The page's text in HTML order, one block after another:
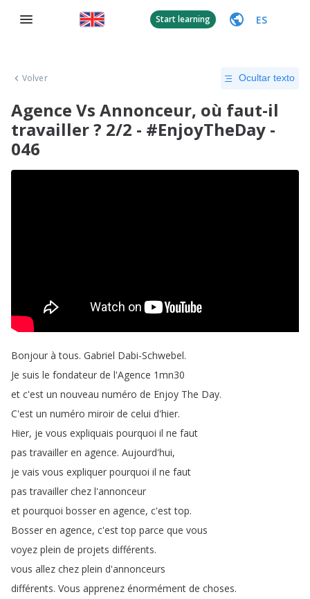
Start learning ES
Volver Ocultar texto
Agence Vs Annonceur, où faut-il
travailler ? 2/2 - #EnjoyTheDay -
046
Bonjour à tous. Gabriel Dabi-Schwebel.
Je suis le fondateur de l'Agence 1mn30
et c'est un nouveau numéro de Enjoy The Day.
C'est un numéro miroir de celui d'hier.
Hier, je vous expliquais pourquoi il ne faut
pas travailler en agence. Aujourd'hui,
je vais vous expliquer pourquoi il ne faut
pas travailler chez l'annonceur
et pourquoi bosser en agence, c'est top.
Bosser en agence, c'est top parce que vous
voyez plein de projets différents.
vous allez chez plein d'annonceurs
différents. Vous apprenez énormément de choses.